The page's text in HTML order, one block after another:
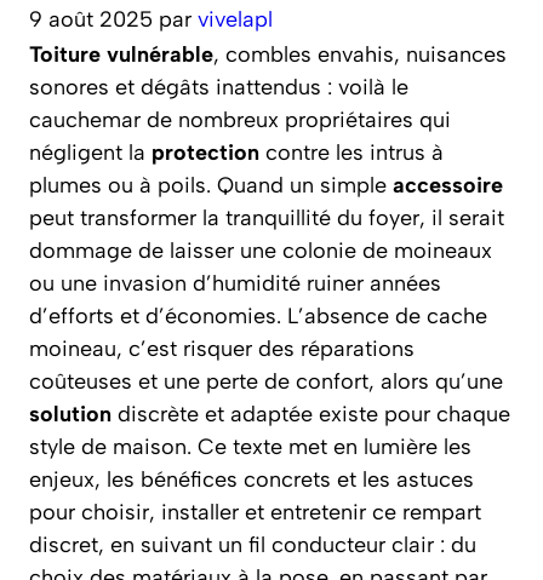
9 août 2025 par vivelapl
Toiture vulnérable, combles envahis, nuisances
sonores et dégâts inattendus : voilà le
cauchemar de nombreux propriétaires qui
négligent la protection contre les intrus à
plumes ou à poils. Quand un simple accessoire
peut transformer la tranquillité du foyer, il serait
dommage de laisser une colonie de moineaux
ou une invasion d’humidité ruiner années
d’efforts et d’économies. L’absence de cache
moineau, c’est risquer des réparations
coûteuses et une perte de confort, alors qu’une
solution discrète et adaptée existe pour chaque
style de maison. Ce texte met en lumière les
enjeux, les bénéfices concrets et les astuces
pour choisir, installer et entretenir ce rempart
discret, en suivant un fil conducteur clair : du